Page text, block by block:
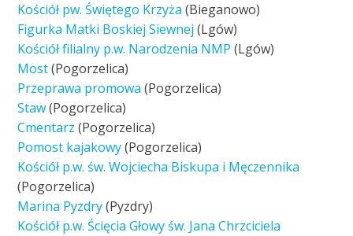
Kościół pw. Świętego Krzyża (Bieganowo)
Figurka Matki Boskiej Siewnej (Lgów)
Kościół filialny p.w. Narodzenia NMP (Lgów)
Most(Pogorzelica)
Przeprawa promowa (Pogorzelica)
Staw(Pogorzelica)
Cmentarz (Pogorzelica)
Pomost kajakowy(Pogorzelica)
Kościół p.w. św. Wojciecha Biskupa i Męczennika
(Pogorzelica)
Marina Pyzdry(Pyzdry)
Kościół p.w. Ścięcia Głowy św. Jana Chrzciciela